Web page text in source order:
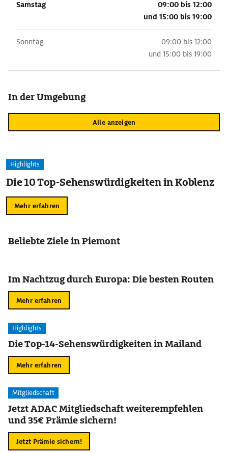
Samstag
09:00 bis 12:00
und 15:00 bis 19:00
Sonntag
09:00 bis 12:00
und 15:00 bis 19:00
In der Umgebung
Alle anzeigen
Highlights
Die 10 Top-Sehenswürdigkeiten in Koblenz
Mehr erfahren
Beliebte Ziele in Piemont
Im Nachtzug durch Europa: Die besten Routen
Mehr erfahren
Highlights
Die Top-14-Sehenswürdigkeiten in Mailand
Mehr erfahren
Mitgliedschaft
Jetzt ADAC Mitgliedschaft weiterempfehlen
und 35€ Prämie sichern!
Jetzt Prämie sichern!